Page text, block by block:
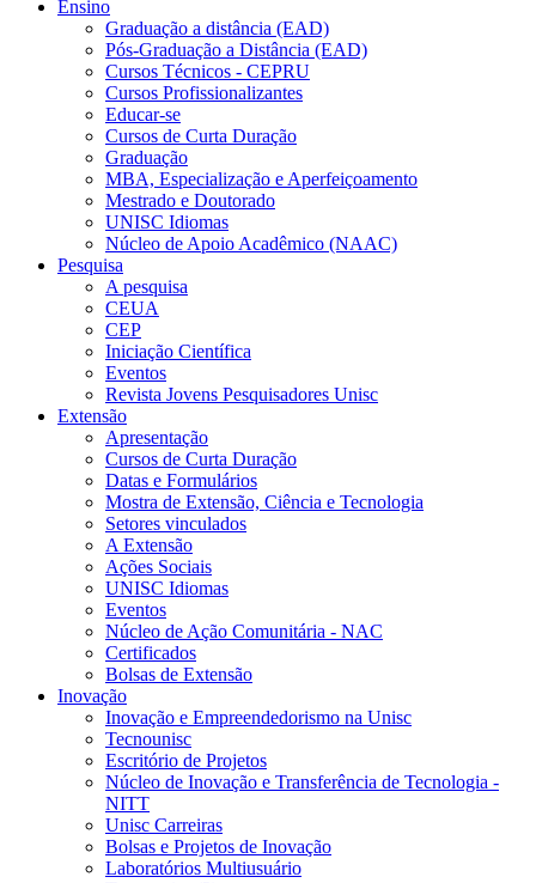
Ensino
Graduação a distância (EAD)
Pós-Graduação a Distância (EAD)
Cursos Técnicos - CEPRU
Cursos Profissionalizantes
Educar-se
Cursos de Curta Duração
Graduação
MBA, Especialização e Aperfeiçoamento
Mestrado e Doutorado
UNISC Idiomas
Núcleo de Apoio Acadêmico (NAAC)
Pesquisa
A pesquisa
CEUA
CEP
Iniciação Científica
Eventos
Revista Jovens Pesquisadores Unisc
Extensão
Apresentação
Cursos de Curta Duração
Datas e Formulários
Mostra de Extensão, Ciência e Tecnologia
Setores vinculados
A Extensão
Ações Sociais
UNISC Idiomas
Eventos
Núcleo de Ação Comunitária - NAC
Certificados
Bolsas de Extensão
Inovação
Inovação e Empreendedorismo na Unisc
Tecnounisc
Escritório de Projetos
Núcleo de Inovação e Transferência de Tecnologia -
NITT
Unisc Carreiras
Bolsas e Projetos de Inovação
Laboratórios Multiusuário